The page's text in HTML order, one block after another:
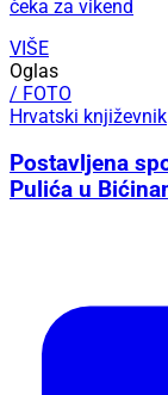
čeka za vikend
VIŠE
Oglas
/ FOTO
Hrvatski književnik
Postavljena
Pulića u